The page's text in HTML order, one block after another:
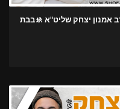
אמנון יצחק שליט"א 🚸בבת